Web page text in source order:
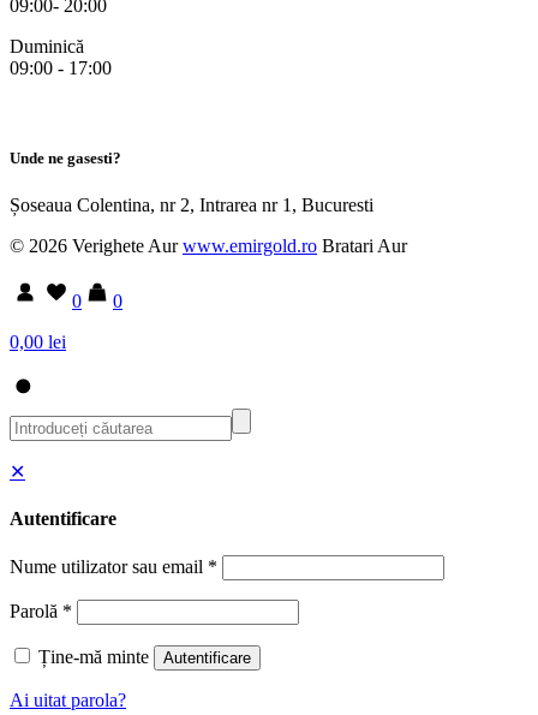
09:00- 20:00
Duminică
09:00 - 17:00
Unde ne gasesti?
Șoseaua Colentina, nr 2, Intrarea nr 1, Bucuresti
© 2026 Verighete Aurwww.emirgold.ro Bratari Aur
0
0
0,00 lei
✕
Autentificare
Nume utilizator sau email *
Parolă *
Ține-mă minte Autentificare
Ai uitat parola?